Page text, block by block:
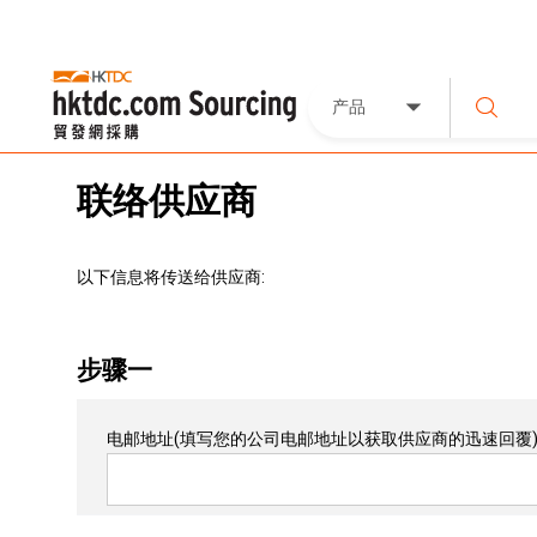
产品
联络供应商
以下信息将传送给供应商:
步骤一
电邮地址(填写您的公司电邮地址以获取供应商的迅速回覆)